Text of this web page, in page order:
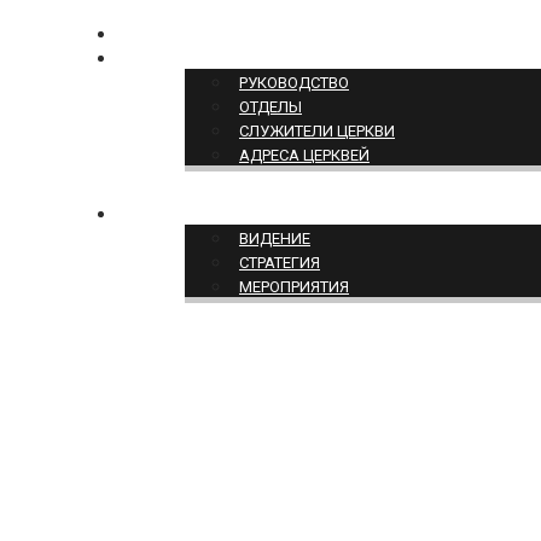
РУКОВОДСТВО
ОТДЕЛЫ
СЛУЖИТЕЛИ ЦЕРКВИ
АДРЕСА ЦЕРКВЕЙ
ВИДЕНИЕ
СТРАТЕГИЯ
МЕРОПРИЯТИЯ